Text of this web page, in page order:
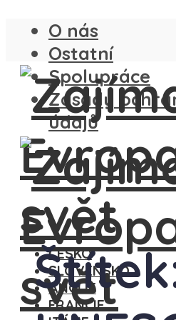
O nás
Ostatní
Spolupráce
Zásady
údajů
ČESKO
SLOVENSKO
ANGLIE
FRANCIE